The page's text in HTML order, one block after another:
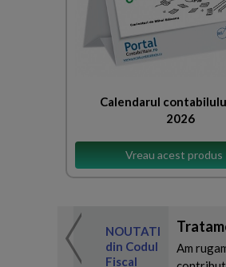
Calendarul
2026
Vreau acest
NOUTATI
din Codul
Fiscal
Am